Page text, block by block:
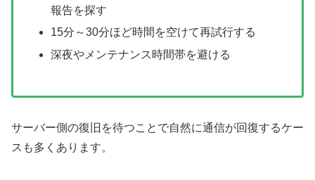
報告を探す
15分～30分ほど時間を空けて再試行する
深夜やメンテナンス時間帯を避ける
サーバー側の復旧を待つことで自然に通信が回復するケー
スも多くあります。